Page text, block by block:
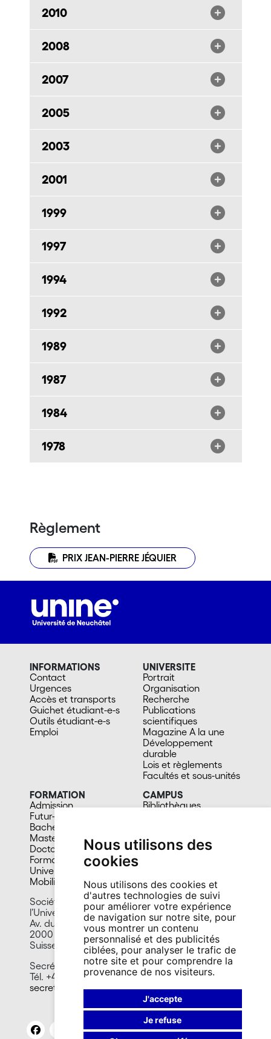
Nous utilisons des
cookies
Nous utilisons des cookies et
d'autres technologies de suivi
pour améliorer votre expérience
de navigation sur notre site, pour
vous montrer un contenu
personnalisé et des publicités
ciblées, pour analyser le trafic de
notre site et pour comprendre la
provenance de nos visiteurs.
J'accepte
Je refuse
2010
2008
2007
2005
2003
2001
1999
1997
1994
1992
1989
1987
1984
1978
Règlement
PRIX JEAN-PIERRE JÉQUIER
INFORMATIONS
Contact
Urgences
Accès et transports
Guichet étudiant-e-s
Outils étudiant-e-s
Emploi
UNIVERSITE
Portrait
Organisation
Recherche
Publications
scientifiques
Magazine A la une
Développement
durable
Lois et règlements
Facultés et sous-unités
FORMATION
Admission
Futur-e étudiant-e
Bachelors
Masters
Doctorat
Formation continue
Université du 3e âge
Mobilité
CAMPUS
Bibliothèques
Santé
Cafétérias
Société des Alumni, diplômés et amis de
l’Université de Neuchâtel
Av. du 1er-Mars 26
2000 Neuchâtel
Suisse
Secrétariat
Tél. +41 32 718 10 34
secretariat.san@unine.ch